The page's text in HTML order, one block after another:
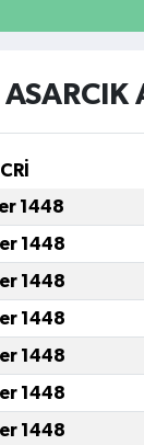
ASARCIK
1448
1448
1448
1448
1448
1448
1448